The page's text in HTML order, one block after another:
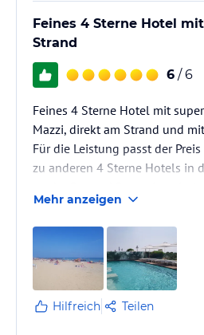
Feines 4 Sterne Hotel
Strand
6 / 6
Feines 4 Sterne Hotel mit
Mazzi, direkt am Strand und
Für die Leistung passt der
zu anderen 4 Sterne Hotels in
nett.
Mehr anzeigen
Hilfreich Teilen